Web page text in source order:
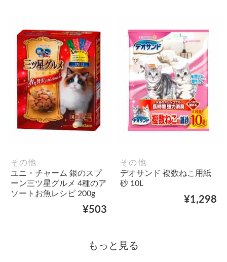
その他
ユニ・チャーム 銀のスプ
ーン三ツ星グルメ 4種のア
ソートお魚レシピ 200g
¥503
その他
デオサンド 複数ねこ用紙
砂 10L
¥1,298
もっと見る